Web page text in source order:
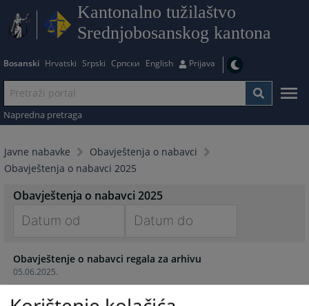
Kantonalno tužilaštvo
Srednjobosanskog kantona
Bosanski Hrvatski Srpski Српски English Prijava
Napredna pretraga
Javne nabavke
Obavještenja o nabavci
Obavještenja o nabavci 2025
Obavještenja o nabavci 2025
forward
to
interact
forward
interact
05.06.2025.
Obavještenje o nabavci regala za arhivu